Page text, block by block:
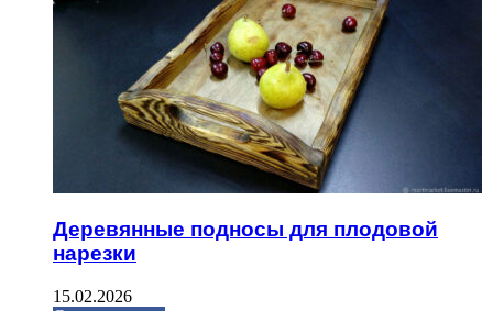
Деревянные подносы для плодовой
нарезки
15.02.2026